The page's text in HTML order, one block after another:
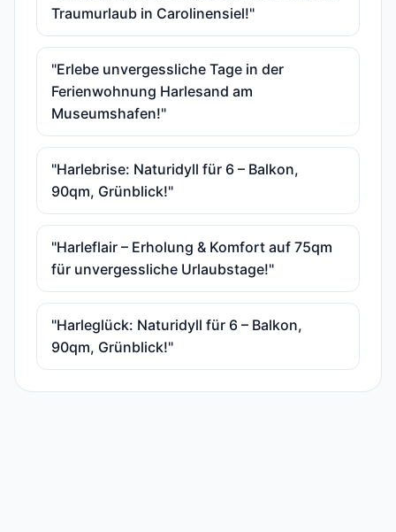
Traumurlaub in Carolinensiel!"
"Erlebe unvergessliche Tage in der
Ferienwohnung Harlesand am
Museumshafen!"
"Harlebrise: Naturidyll für 6 – Balkon,
90qm, Grünblick!"
"Harleflair – Erholung & Komfort auf 75qm
für unvergessliche Urlaubstage!"
"Harleglück: Naturidyll für 6 – Balkon,
90qm, Grünblick!"